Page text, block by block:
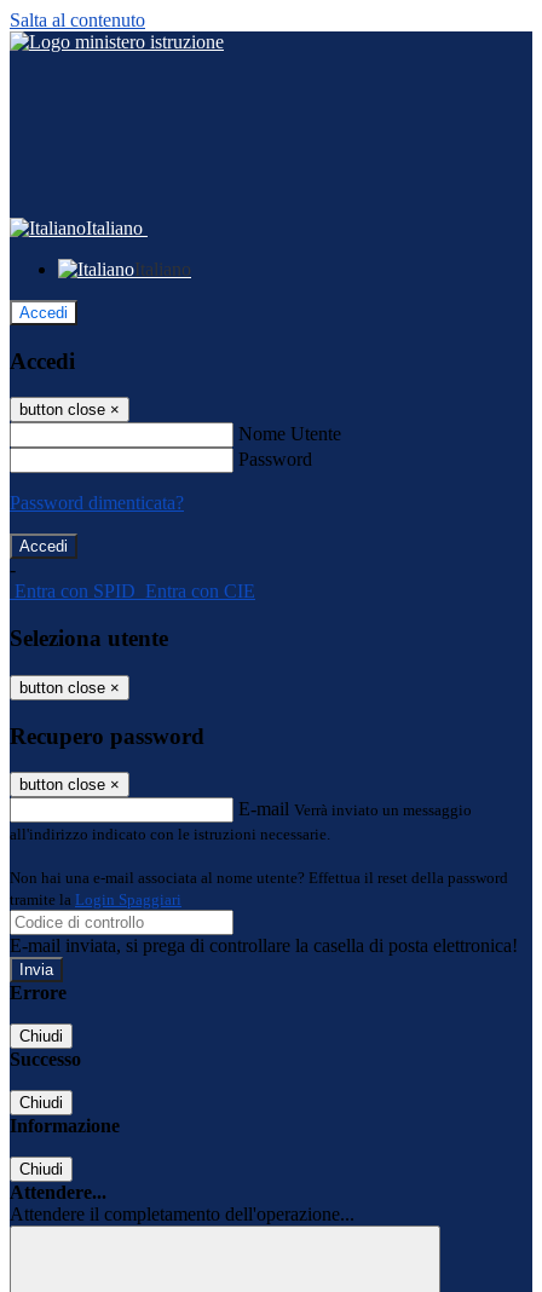
Salta al contenuto
Italiano
Italiano
Accedi
Accedi
button close ×
Nome Utente
Password
Password dimenticata?
-
Entra con SPID Entra con CIE
Seleziona utente
button close ×
Recupero password
button close ×
E-mail Verrà inviato un messaggio
all'indirizzo indicato con le istruzioni necessarie.
Non hai una e-mail associata al nome utente? Effettua il reset della password
tramite la Login Spaggiari
E-mail inviata, si prega di controllare la casella di posta elettronica!
Errore
Chiudi
Successo
Chiudi
Informazione
Chiudi
Attendere...
Attendere il completamento dell'operazione...